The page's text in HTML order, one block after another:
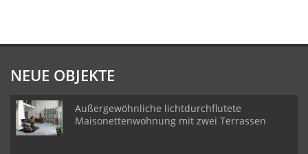
NEUE OBJEKTE
Außergewöhnliche lichtdurchflutete
Maisonettenwohnung mit zwei Terrassen